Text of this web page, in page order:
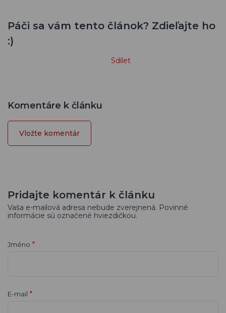
Páči sa vám tento článok? Zdieľajte ho
:)
Sdílet
Komentáre k článku
Vložte komentár
Pridajte komentár k článku
Vaša e-mailová adresa nebude zverejnená. Povinné
informácie sú označené hviezdičkou.
Jméno *
E-mail *